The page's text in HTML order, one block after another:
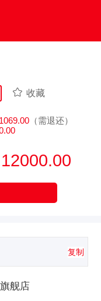
收藏
（需退还）
12000.00
复制
旗舰店